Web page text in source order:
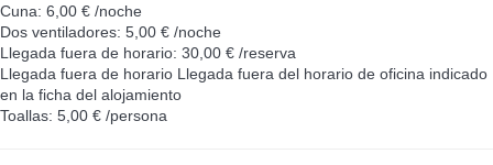
Cuna: 6,00 € /noche
Dos ventiladores: 5,00 € /noche
Llegada fuera de horario: 30,00 € /reserva
Llegada fuera de horario Llegada fuera del horario de oficina indicado
en la ficha del alojamiento
Toallas: 5,00 € /persona